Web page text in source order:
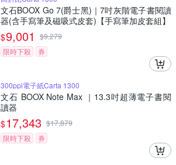
文石BOOX Go 7(爵士黑)｜7吋灰階電子書閱讀
器(含手寫筆及磁吸式皮套)【手寫筆加皮套組】
$9,001 $9,279
限時下殺
券
300ppi電子紙Carta 1300
文石 BOOX Note Max ｜13.3吋超薄電子書閱
讀器
$17,343 $17,879
限時下殺
券